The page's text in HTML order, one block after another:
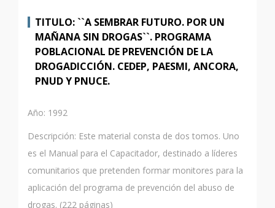
TITULO: ``A SEMBRAR FUTURO. POR UN
MAÑANA SIN DROGAS``. PROGRAMA
POBLACIONAL DE PREVENCIÓN DE LA
DROGADICCIÓN. CEDEP, PAESMI, ANCORA,
PNUD Y PNUCE.
Año: 1992
Descripción: Este material consta de dos tomos. Uno
es el Manual para el Capacitador, destinado a líderes
comunitarios que pretenden formar monitores para la
aplicación del programa de prevención del abuso de
drogas. (222 páginas)